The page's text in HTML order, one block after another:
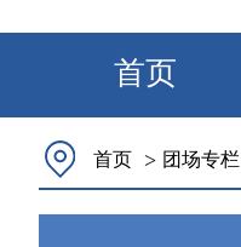
首页
首页 > 团场专栏